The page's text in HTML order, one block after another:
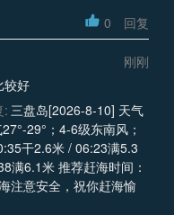
0 回复
刚刚
较好
: 三盘岛[2026-8-10] 天气
29°；4-6级东南风；
干2.6米 / 06:23满5.3
满6.1米 推荐赶海时间：
注意安全，祝你赶海愉